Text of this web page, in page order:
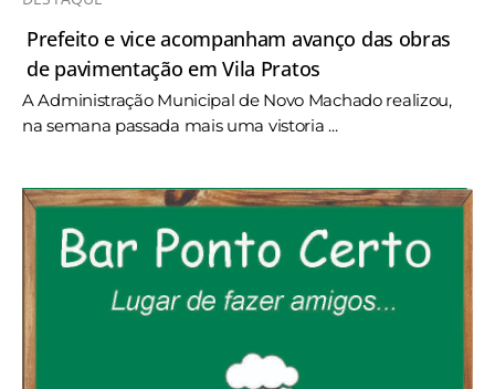
Prefeito e vice acompanham avanço das obras
de pavimentação em Vila Pratos
A Administração Municipal de Novo Machado realizou,
na semana passada mais uma vistoria ...